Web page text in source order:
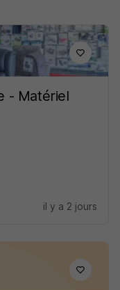
- Matériel
il y a 2 jours